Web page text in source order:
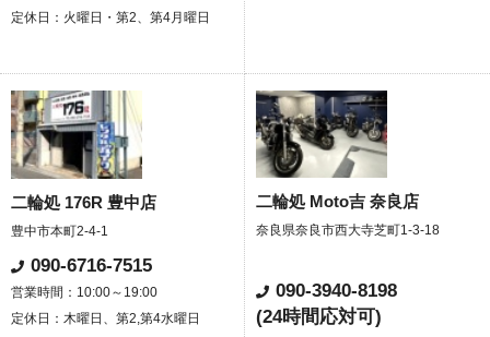
定休日：火曜日・第2、第4月曜日
二輪処 176R 豊中店
豊中市本町2-4-1
090-6716-7515
営業時間：10:00～19:00
定休日：木曜日、第2,第4水曜日
二輪処 Moto吉 奈良店
奈良県奈良市西大寺芝町1-3-18
090-3940-8198
(24時間応対可)